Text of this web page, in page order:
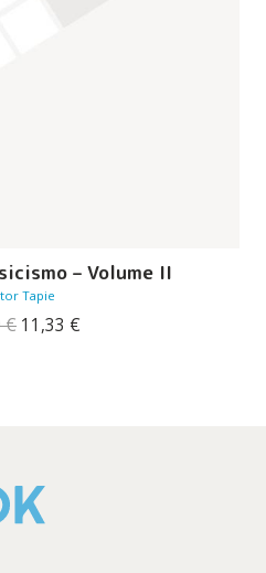
– Volume II
Tapie
€ O
11,33 €